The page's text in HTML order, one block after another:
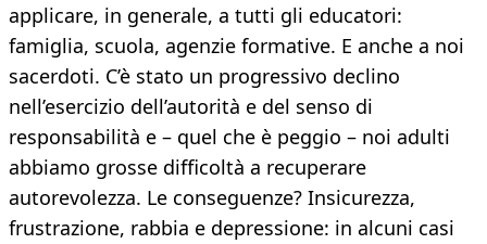
applicare, in generale, a tutti gli educatori:
famiglia, scuola, agenzie formative. E anche a noi
sacerdoti. C’è stato un progressivo declino
nell’esercizio dell’autorità e del senso di
responsabilità e – quel che è peggio – noi adulti
abbiamo grosse difficoltà a recuperare
autorevolezza. Le conseguenze? Insicurezza,
frustrazione, rabbia e depressione: in alcuni casi